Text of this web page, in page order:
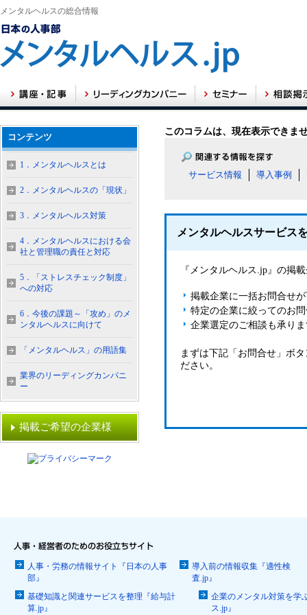
メンタルヘルスの総合情報
このコラムは、現在表示できま
サービス情報 導入事例
メンタルヘルスサービス
『メンタルヘルス.jp』の掲
掲載企業に一括お問合せ
特定の企業に絞ってのお
企業選定のご相談も承り
まずは下記「お問合せ」ボ
ださい。
コンテンツ
1．メンタルヘルスとは
2．メンタルヘルスの「現状」
3．メンタルヘルス対策
4．メンタルヘルスにおける会
社と管理職の責任と対応
5．「ストレスチェック制度」
への対応
6．今後の課題～「攻め」のメ
ンタルヘルスに向けて
「メンタルヘルス」の用語集
業界のリーディングカンパニ
ー
掲載ご希望の企業様
人事・労務の情報サイト『日本の人事
部』
導入前の情報収集『適性検
査.jp』
基礎知識と関連サービスを整理『給与計
算.jp』
企業のメンタル対策を学
ス.jp』